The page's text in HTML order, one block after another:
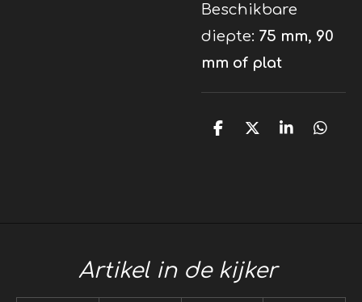
Beschikbare
diepte: 75 mm, 90
mm of plat
D
D
S
D
Artikel in de kijker